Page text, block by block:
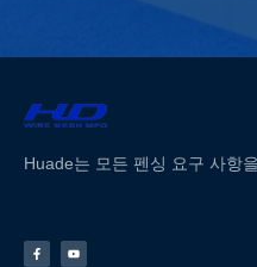
Huade는 모든 펜싱 요구 사항